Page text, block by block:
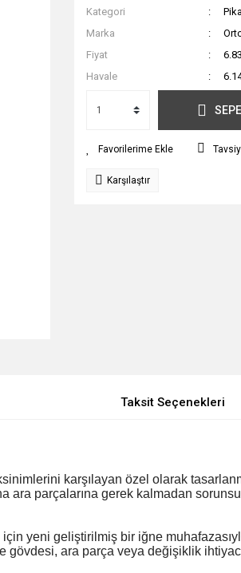
Kategori
Marka
Fiyat
Havale
Karşılaştır
Taksit Seçenekleri
karşılayan özel olarak
ara parçalarına gerek kalmadan
yeni geliştirilmiş bir iğne
ara parça veya değişiklik